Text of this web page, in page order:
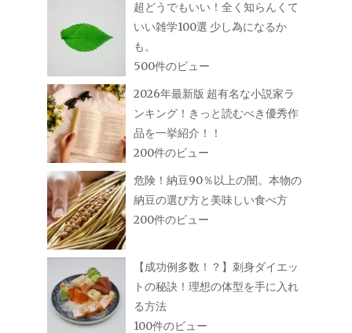
超どうでもいい！全く知らんくて
いい雑学100選 少し為になるか
も。
500件のビュー
2026年最新版 超有名な小説家ラ
ンキング！きっと読むべき優秀作
品を一挙紹介！！
200件のビュー
危険！納豆90％以上の闇。本物の
納豆の選び方と美味しい食べ方
200件のビュー
【成功例多数！？】刺身ダイエッ
トの秘訣！理想の体型を手に入れ
る方法
100件のビュー